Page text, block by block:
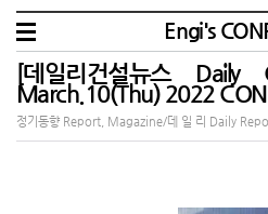
Engi's
[데일리건설뉴스 Daily
March.10(Thu) 2022
정기동향 Report, Magazine/데 일 리 Daily